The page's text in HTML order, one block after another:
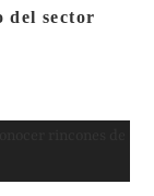
del sector